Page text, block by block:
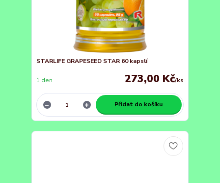
STARLIFE GRAPESEED STAR 60 kapslí
273,00 Kč/ks
1 den
Přidat do košíku